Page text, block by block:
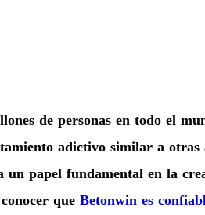
de personas en todo el
adictivo similar a
papel fundamental en la
queBetonwin es